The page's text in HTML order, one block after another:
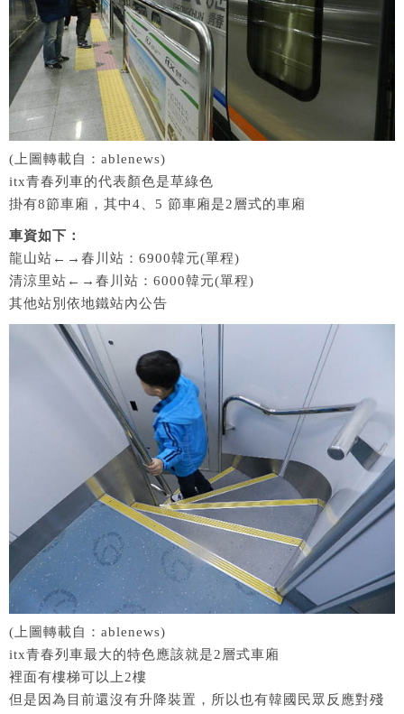
(上圖轉載自：ablenews)
itx青春列車的代表顏色是草綠色
掛有8節車廂，其中4、5 節車廂是2層式的車廂
車資如下：
龍山站←→春川站：6900韓元(單程)
清涼里站←→春川站：6000韓元(單程)
其他站別依地鐵站內公告
(上圖轉載自：ablenews)
itx青春列車最大的特色應該就是2層式車廂
裡面有樓梯可以上2樓
但是因為目前還沒有升降裝置，所以也有韓國民眾反應對殘